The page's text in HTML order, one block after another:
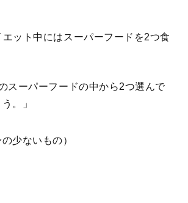
エット中にはスーパーフードを2つ食
スーパーフードの中から2つ選んで
。
少ないもの）